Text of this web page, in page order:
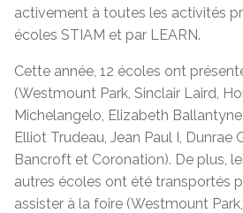
activement à toutes les activités
écoles STIAM et par LEARN.
Cette année, 12 écoles ont
(Westmount Park, Sinclair Laird,
Michelangelo, Elizabeth
Elliot Trudeau, Jean Paul I, Dunrae
Bancroft et Coronation). De plus,
autres écoles ont été transportés
assister à la foire (Westmount